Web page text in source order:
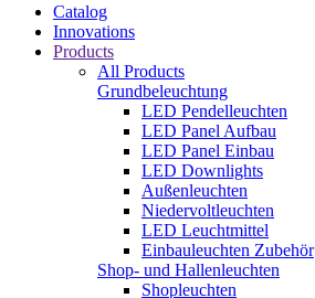
Catalog
Innovations
Products
All Products
Grundbeleuchtung
LED Pendelleuchten
LED Panel Aufbau
LED Panel Einbau
LED Downlights
Außenleuchten
Niedervoltleuchten
LED Leuchtmittel
Einbauleuchten Zubehör
Shop- und Hallenleuchten
Shopleuchten